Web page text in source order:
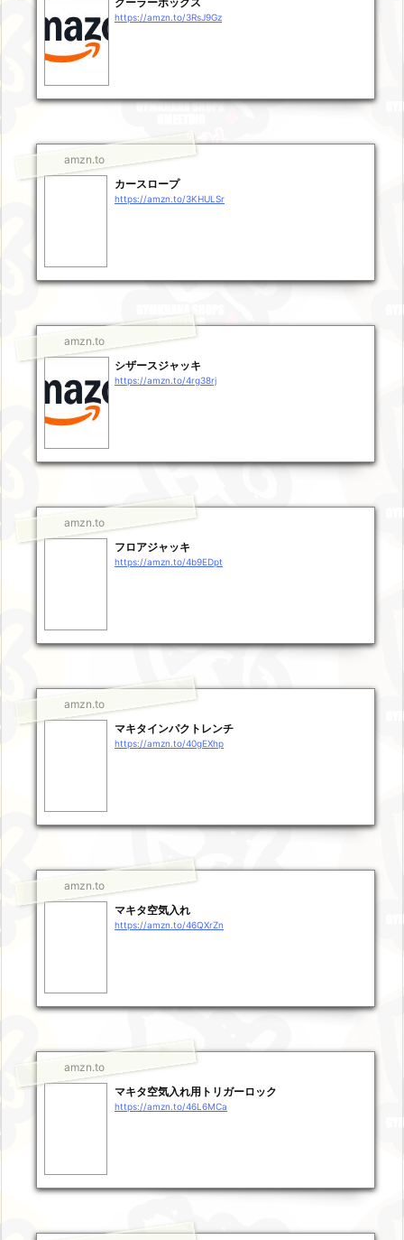
https://amzn.to/3RsJ9Gz
amzn.to
カースロープ
https://amzn.to/3KHULSr
amzn.to
シザースジャッキ
https://amzn.to/4rg38rj
amzn.to
フロアジャッキ
https://amzn.to/4b9EDpt
amzn.to
マキタインパクトレンチ
https://amzn.to/40gEXhp
amzn.to
マキタ空気入れ
https://amzn.to/46QXrZn
amzn.to
マキタ空気入れ用トリガーロック
https://amzn.to/46L6MCa